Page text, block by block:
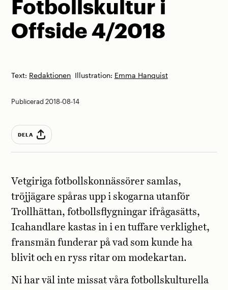
Fotbollskultur i
Offside 4/2018
Text: Redaktionen Illustration: Emma Hanquist
Publicerad 2018-08-14
DELA
Vetgiriga fotbollskonnässörer samlas,
tröjjägare spåras upp i skogarna utanför
Trollhättan, fotbollsflygningar ifrågasätts,
Icahandlare kastas in i en tuffare verklighet,
fransmän funderar på vad som kunde ha
blivit och en ryss ritar om modekartan.
Ni har väl inte missat våra fotbollskulturella